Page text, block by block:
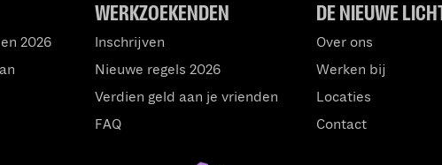
DE NIEUWE
Over ons
Werken bij
Locaties
Contact
WERKZOEKENDEN
Inschrijven
Nieuwe regels 2026
Verdien geld aan je vrienden
FAQ
2026